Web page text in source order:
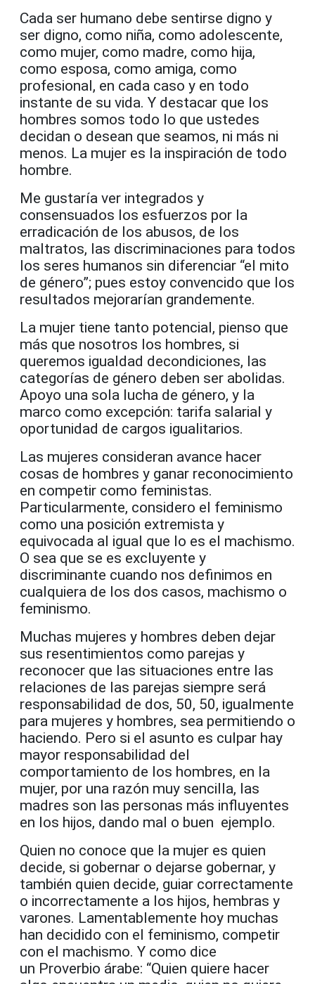
Cada ser humano debe sentirse digno y
ser digno, como niña, como adolescente,
como mujer, como madre, como hija,
como esposa, como amiga, como
profesional, en cada caso y en todo
instante de su vida. Y destacar que los
hombres somos todo lo que ustedes
decidan o desean que seamos, ni más ni
menos. La mujer es la inspiración de todo
hombre.
Me gustaría ver integrados y
consensuados los esfuerzos por la
erradicación de los abusos, de los
maltratos, las discriminaciones para todos
los seres humanos sin diferenciar “el mito
de género”; pues estoy convencido que los
resultados mejorarían grandemente.
La mujer tiene tanto potencial, pienso que
más que nosotros los hombres, si
queremos igualdad decondiciones, las
categorías de género deben ser abolidas.
Apoyo una sola lucha de género, y la
marco como excepción: tarifa salarial y
oportunidad de cargos igualitarios.
Las mujeres consideran avance hacer
cosas de hombres y ganar reconocimiento
en competir como feministas.
Particularmente, considero el feminismo
como una posición extremista y
equivocada al igual que lo es el machismo.
O sea que se es excluyente y
discriminante cuando nos definimos en
cualquiera de los dos casos, machismo o
feminismo.
Muchas mujeres y hombres deben dejar
sus resentimientos como parejas y
reconocer que las situaciones entre las
relaciones de las parejas siempre será
responsabilidad de dos, 50, 50, igualmente
para mujeres y hombres, sea permitiendo o
haciendo. Pero si el asunto es culpar hay
mayor responsabilidad del
comportamiento de los hombres, en la
mujer, por una razón muy sencilla, las
madres son las personas más influyentes
en los hijos, dando mal o buen ejemplo.
Quien no conoce que la mujer es quien
decide, si gobernar o dejarse gobernar, y
también quien decide, guiar correctamente
o incorrectamente a los hijos, hembras y
varones. Lamentablemente hoy muchas
han decidido con el feminismo, competir
con el machismo. Y como dice
un Proverbio árabe: “Quien quiere hacer